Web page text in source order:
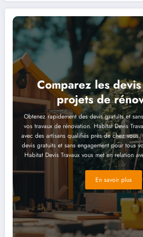
Comparez les
projets de
Obtenez rapidement des devis gratuits et
vos travaux de rénovation. Habitat Devis
avec des artisans qualifiés près de chez
devis gratuits et sans engagement pour tous
Habitat Devis Travaux vous met en relation
près de chez vous. Obtenez rapidement
engagement pour tous vos travaux de
vous met en relation avec des artisans
Obtenez rapidement des devis gratuits et
vos travaux de rénovation. Habitat Devis
avec des artisans qualifiés près de chez vous.
devis gratuits et sans engagement pour tous
Habitat Devis Travaux vous met en relation
En savoir plus